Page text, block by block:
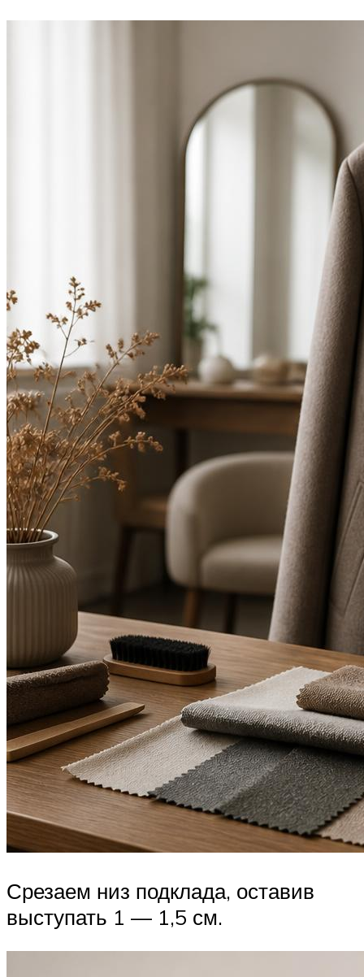
Срезаем низ подклада, оставив
выступать 1 — 1,5 см.